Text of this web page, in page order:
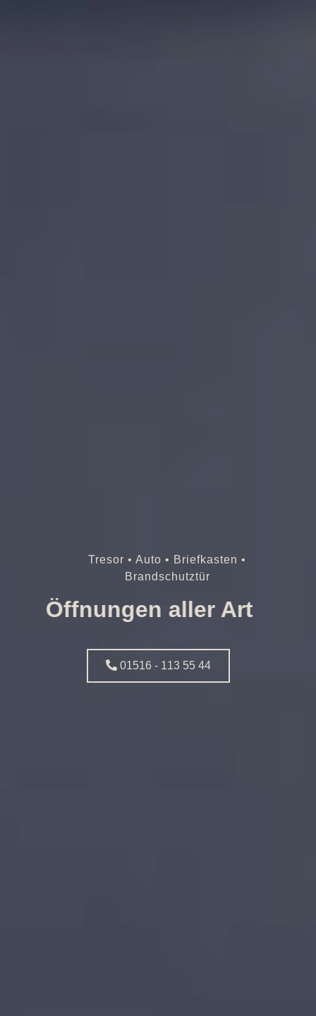
Tresor • Auto • Briefkasten •
Brandschutztür
Öffnungen aller Art
01516 - 113 55 44